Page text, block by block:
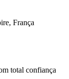
França
total confiança